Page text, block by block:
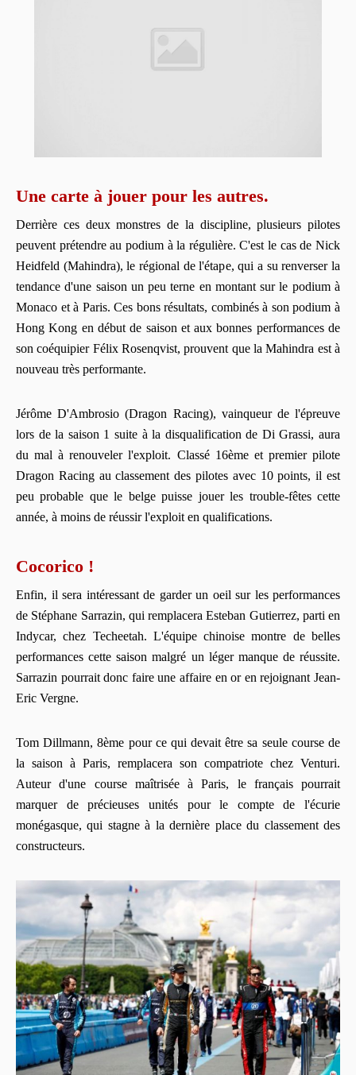
Une carte à jouer pour les autres.
Derrière ces deux monstres de la discipline, plusieurs pilotes
peuvent prétendre au podium à la régulière. C'est le cas de Nick
Heidfeld (Mahindra), le régional de l'étape, qui a su renverser la
tendance d'une saison un peu terne en montant sur le podium à
Monaco et à Paris. Ces bons résultats, combinés à son podium à
Hong Kong en début de saison et aux bonnes performances de
son coéquipier Félix Rosenqvist, prouvent que la Mahindra est à
nouveau très performante.
Jérôme D'Ambrosio (Dragon Racing), vainqueur de l'épreuve
lors de la saison 1 suite à la disqualification de Di Grassi, aura
du mal à renouveler l'exploit. Classé 16ème et premier pilote
Dragon Racing au classement des pilotes avec 10 points, il est
peu probable que le belge puisse jouer les trouble-fêtes cette
année, à moins de réussir l'exploit en qualifications.
Cocorico !
Enfin, il sera intéressant de garder un oeil sur les performances
de Stéphane Sarrazin, qui remplacera Esteban Gutierrez, parti en
Indycar, chez Techeetah. L'équipe chinoise montre de belles
performances cette saison malgré un léger manque de réussite.
Sarrazin pourrait donc faire une affaire en or en rejoignant Jean-
Eric Vergne.
Tom Dillmann, 8ème pour ce qui devait être sa seule course de
la saison à Paris, remplacera son compatriote chez Venturi.
Auteur d'une course maîtrisée à Paris, le français pourrait
marquer de précieuses unités pour le compte de l'écurie
monégasque, qui stagne à la dernière place du classement des
constructeurs.